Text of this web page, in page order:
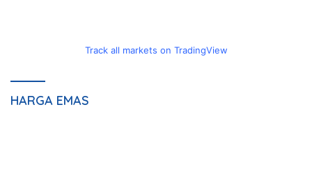
Track all markets on TradingView
HARGA EMAS